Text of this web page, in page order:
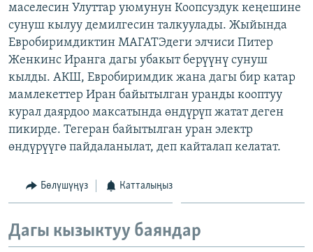
ЫҢГАЙСЫЗ СУРООЛОР
ЭЕ/АРнун бардык сайттары
маселесин Улуттар уюмунун Коопсуздук кеңешине
сунуш кылуу демилгесин талкуулады. Жыйында
Евробиримдиктин МАГАТЭдеги элчиси Питер
Женкинс Иранга дагы убакыт берүүнү сунуш
кылды. АКШ, Евробиримдик жана дагы бир катар
мамлекеттер Иран байытылган уранды кооптуу
курал даярдоо максатында өндүрүп жатат деген
пикирде. Тегеран байытылган уран электр
өндүрүүгө пайдаланылат, деп кайталап келатат.
Бөлүшүңүз Катталыңыз
Дагы кызыктуу баяндар